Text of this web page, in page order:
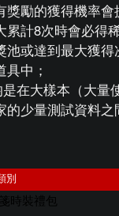
獎勵的獲得機率
計8次時會必得
池或達到最大獲
中；
是在大樣本（大量
的少量測試資料之
別
時裝禮包